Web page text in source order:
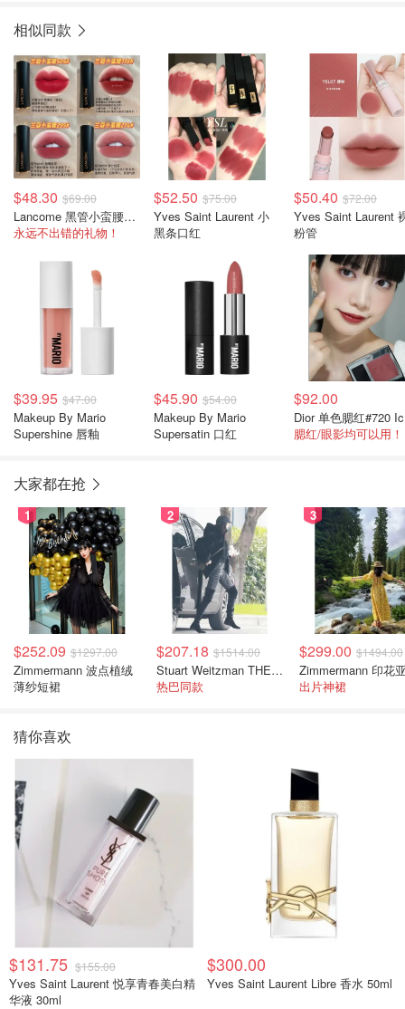
相似同款
$48.30 $69.00
Lancome 黑管小蛮腰口红
永远不出错的礼物！
$52.50 $75.00
Yves Saint Laurent 小
黑条口红
$50.40 $72.00
Yves Saint Laurent
粉管
$39.95 $47.00
Makeup By Mario
Supershine 唇釉
$45.90 $54.00
Makeup By Mario
Supersatin 口红
$92.00
腮红/眼影均可以用！
大家都在抢
1
$252.09 $1297.00
Zimmermann 波点植绒
薄纱短裙
2
$207.18 $1514.00
Stuart Weitzman THE OUTNET 麂皮过膝靴 黑色
热巴同款
3
$299.00 $1494.00
出片神裙
猜你喜欢
$131.75 $155.00
Yves Saint Laurent 悦享青春美白精
华液 30ml
$300.00
Yves Saint Laurent Libre 香水 50ml